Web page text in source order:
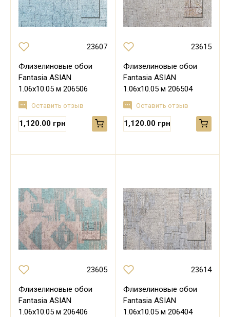
23607
Флизелиновые обои
Fantasia ASIAN
1.06х10.05 м 206506
Оставить отзыв
1,120.00 грн
23615
Флизелиновые обои
Fantasia ASIAN
1.06х10.05 м 206504
Оставить отзыв
1,120.00 грн
23605
Флизелиновые обои
Fantasia ASIAN
1.06х10.05 м 206406
23614
Флизелиновые обои
Fantasia ASIAN
1.06х10.05 м 206404